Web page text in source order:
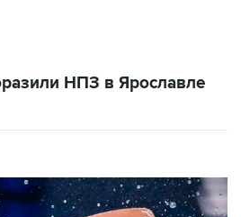
НПЗ в Ярославле